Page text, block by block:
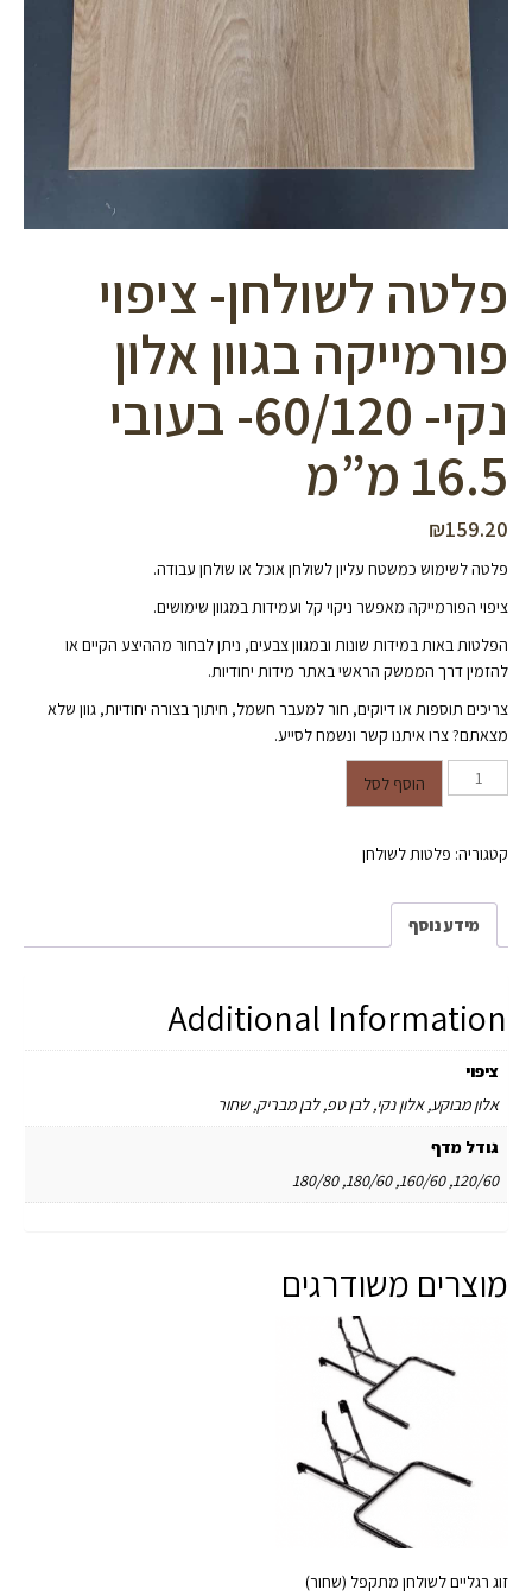
פלטה לשולחן- ציפוי
פורמייקה בגוון אלון
נקי- 60/120- בעובי
16.5 מ”מ
₪159.20
פלטה לשימוש כמשטח עליון לשולחן אוכל או שולחן עבודה.
ציפוי הפורמייקה מאפשר ניקוי קל ועמידות במגוון שימושים.
הפלטות באות במידות שונות ובמגוון צבעים, ניתן לבחור מההיצע הקיים או
להזמין דרך הממשק הראשי באתר מידות יחודיות.
צריכים תוספות או דיוקים, חור למעבר חשמל, חיתוך בצורה יחודיות, גוון שלא
מצאתם? צרו איתנו קשר ונשמח לסייע.
כמות של פלטה לשולחן- ציפוי
הוסף לסל
קטגוריה: פלטות לשולחן
מידע נוסף
Additional Information
ציפוי
אלון מבוקע, אלון נקי, לבן טפ, לבן מבריק, שחור
גודל מדף
120/60, 160/60, 180/60, 180/80
מוצרים משודרגים
זוג רגליים לשולחן מתקפל (שחור)